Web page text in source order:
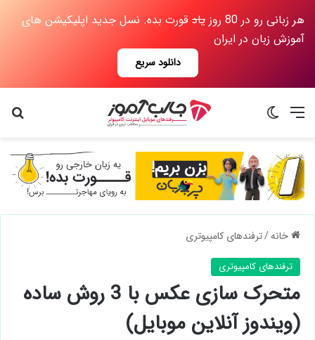
هر زبانی رو در 80 روز یاد قورت بده. نسل جدید اپلیکیشن های
آموزش زبان در ایران
دانلود سریع
منو
خانه/ترفندهای کامپیوتری
ترفندهای کامپیوتری
متحرک سازی عکس با 3 روش ساده
(ویندوز آنلاین موبایل)